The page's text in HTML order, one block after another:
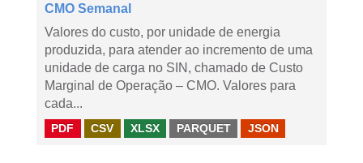
CMO Semanal
Valores do custo, por unidade de energia
produzida, para atender ao incremento de uma
unidade de carga no SIN, chamado de Custo
Marginal de Operação – CMO. Valores para
cada...
PDF CSV XLSX PARQUET JSON